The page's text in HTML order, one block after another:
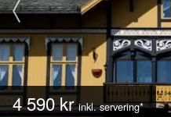
4 590 krinkl. servering*